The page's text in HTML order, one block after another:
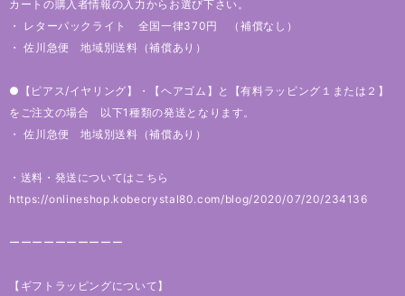
カートの購入者情報の入力からお選び下さい。
・ レターパックライト 全国一律370円 （補償なし）
・ 佐川急便 地域別送料（補償あり）
●【ピアス/イヤリング】・【ヘアゴム】と【有料ラッピング１または２】
をご注文の場合 以下1種類の発送となります。
・ 佐川急便 地域別送料（補償あり）
・送料・発送についてはこちら
https://onlineshop.kobecrystal80.com/blog/2020/07/20/234136
ーーーーーーーーーー
【ギフトラッピングについて】